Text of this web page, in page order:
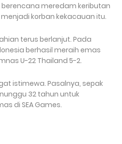
meredam keributan
korban kekacauan itu.
terus berlanjut. Pada
berhasil meraih emas
U-22 Thailand 5-2.
istimewa. Pasalnya, sepak
32 tahun untuk
di SEA Games.